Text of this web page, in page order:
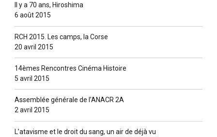
Il y a 70 ans, Hiroshima
6 août 2015
RCH 2015. Les camps, la Corse
20 avril 2015
14èmes Rencontres Cinéma Histoire
5 avril 2015
Assemblée générale de l’ANACR 2A
2 avril 2015
L’atavisme et le droit du sang, un air de déjà vu